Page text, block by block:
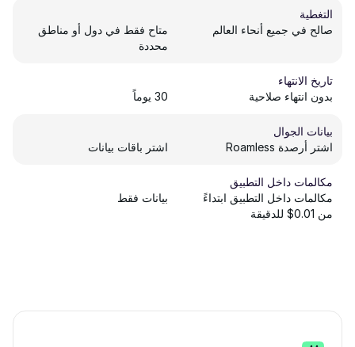
التغطية
صالح في جميع أنحاء العالم
متاح فقط في دول أو مناطق
محددة
تاريخ الانتهاء
بدون انتهاء صلاحية
30 يوماً
بيانات الجوال
اشتر أرصدة Roamless
اشتر باقات بيانات
مكالمات داخل التطبيق
مكالمات داخل التطبيق ابتداءً
من 0.01$ للدقيقة
بيانات فقط